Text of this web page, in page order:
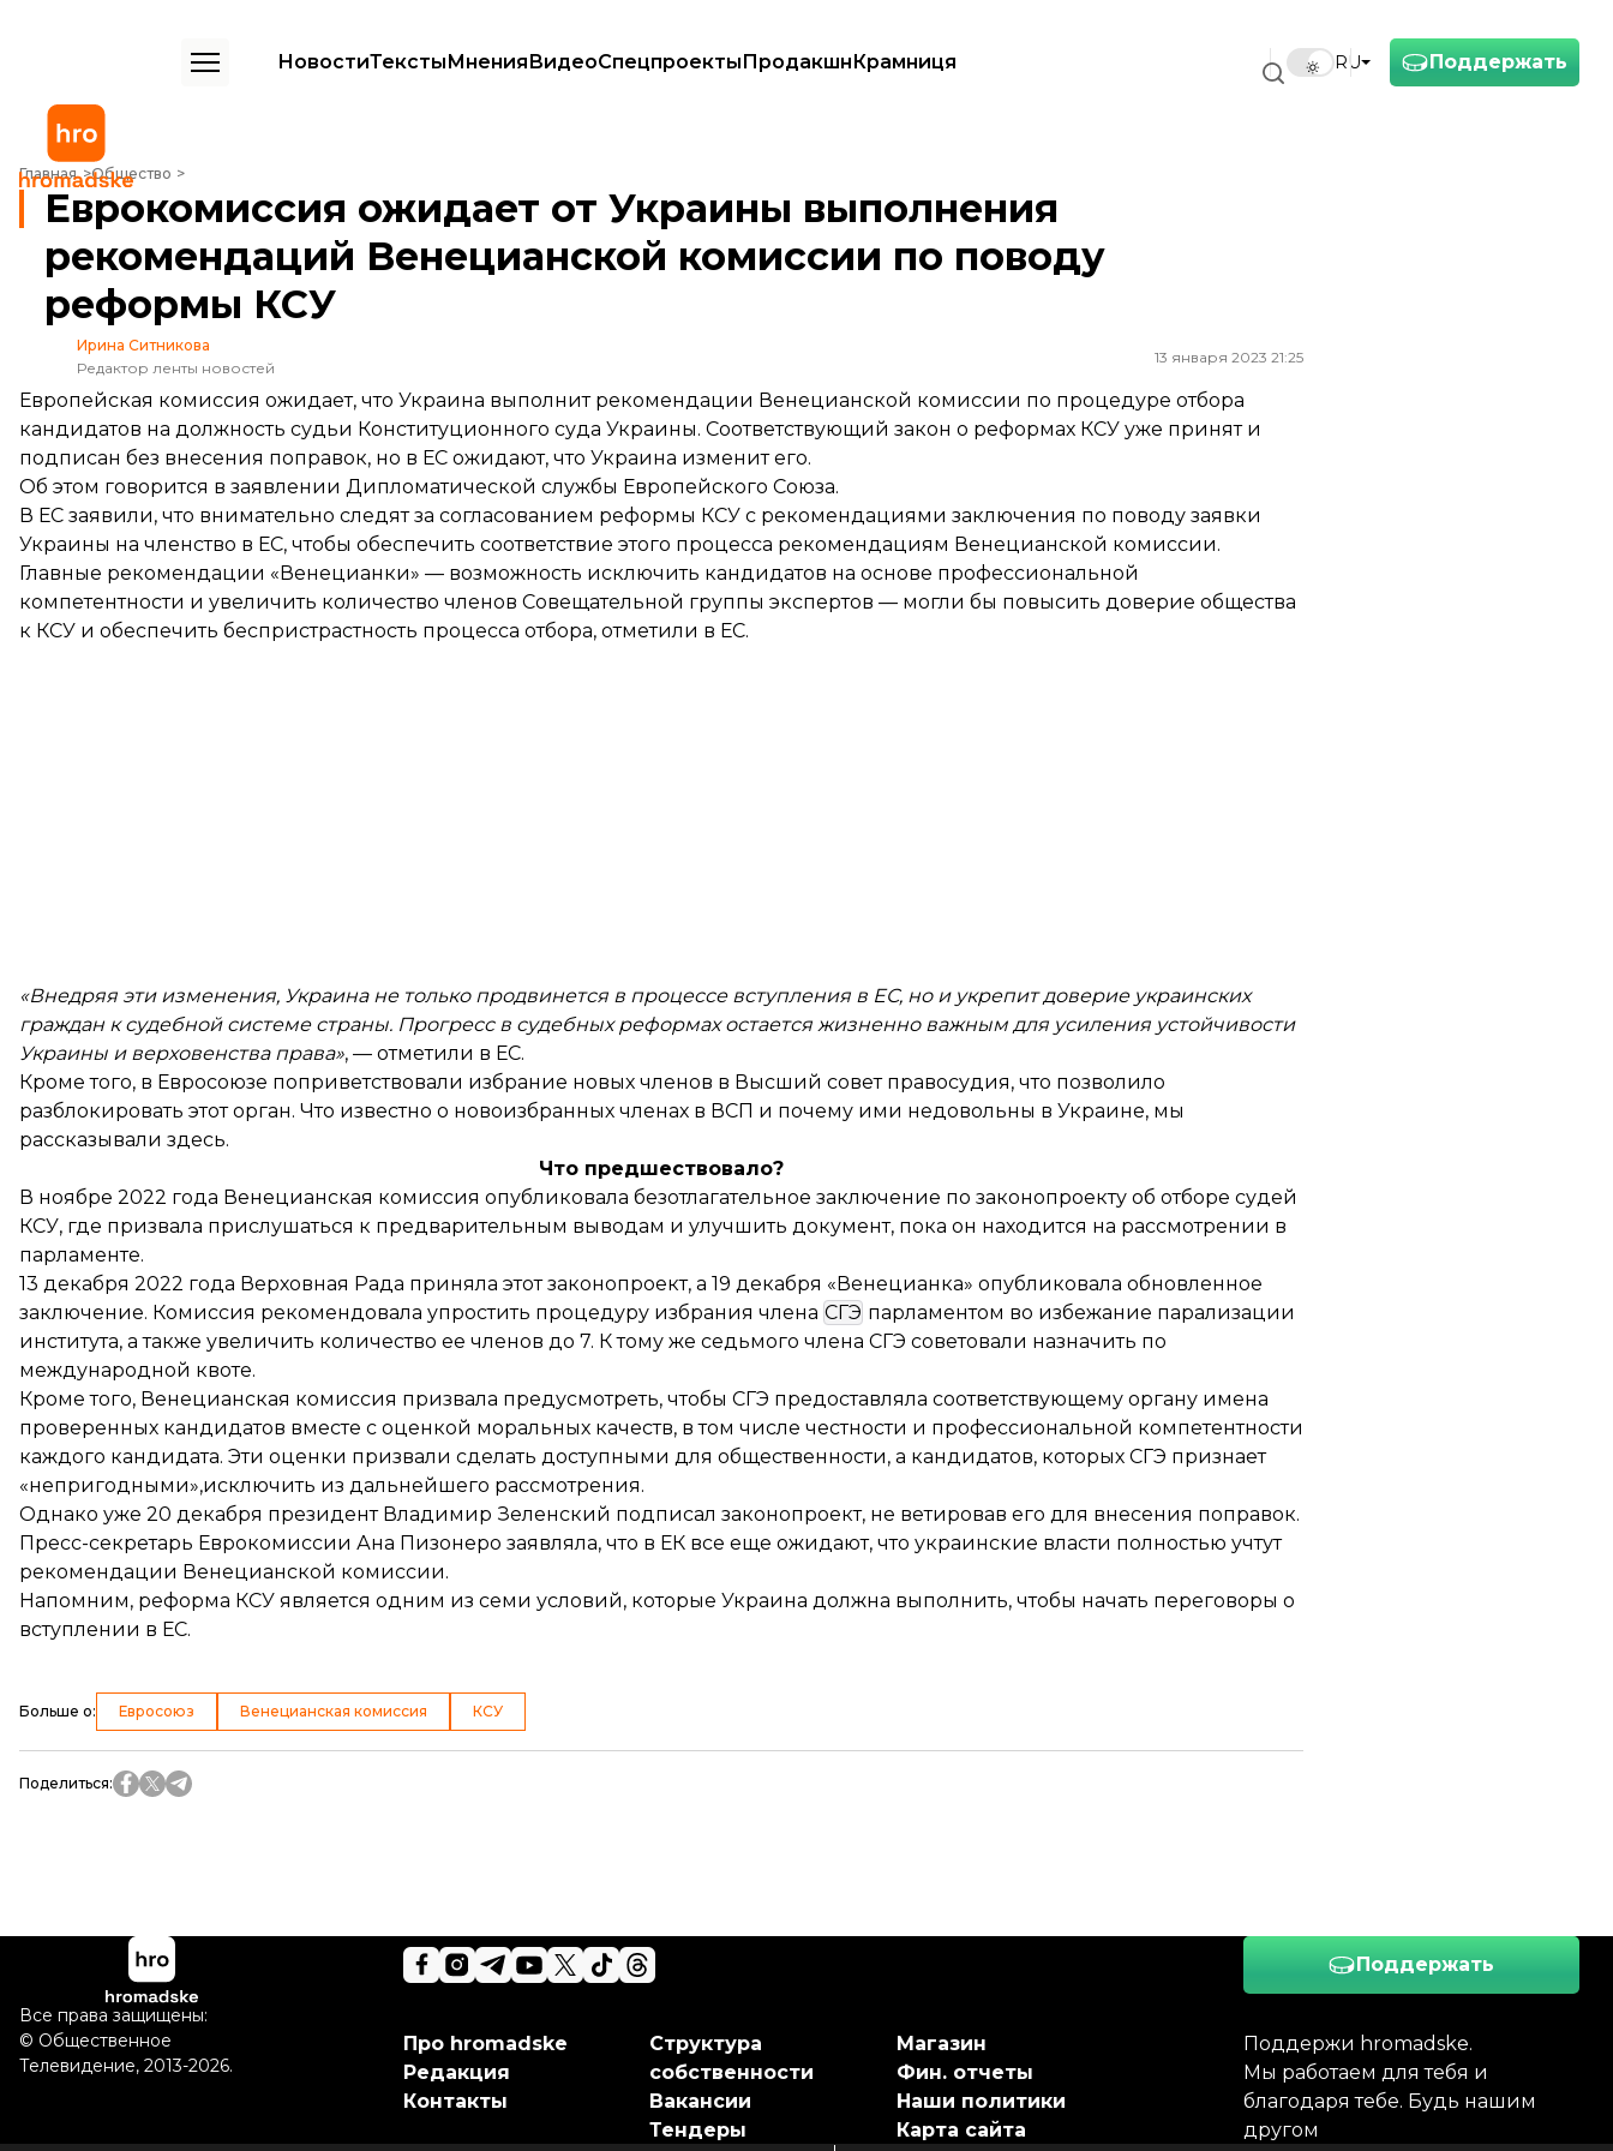
Поддержать
RU
НовостиТекстыМненияВидеоСпецпроектыПродакшнКрамниця
Главная Общество
Еврокомиссия ожидает от Украины выполнения рекомендаций Венецианской комиссии по поводу реформы КСУ
Еврокомиссия ожидает от Украины выполнения
рекомендаций Венецианской комиссии по поводу
реформы КСУ
Ирина Ситникова
Редактор ленты новостей
13 января 2023 21:25
Европейская комиссия ожидает, что Украина выполнит рекомендации Венецианской комиссии по процедуре отбора
кандидатов на должность судьи Конституционного суда Украины. Соответствующий закон о реформах КСУ уже принят и
подписан без внесения поправок, но в ЕС ожидают, что Украина изменит его.
Об этом говорится в заявлении Дипломатической службы Европейского Союза.
В ЕС заявили, что внимательно следят за согласованием реформы КСУ с рекомендациями заключения по поводу заявки
Украины на членство в ЕС, чтобы обеспечить соответствие этого процесса рекомендациям Венецианской комиссии.
Главные рекомендации «Венецианки» — возможность исключить кандидатов на основе профессиональной
компетентности и увеличить количество членов Совещательной группы экспертов — могли бы повысить доверие общества
к КСУ и обеспечить беспристрастность процесса отбора, отметили в ЕС.
«Внедряя эти изменения, Украина не только продвинется в процессе вступления в ЕС, но и укрепит доверие украинских
граждан к судебной системе страны. Прогресс в судебных реформах остается жизненно важным для усиления устойчивости
Украины и верховенства права», — отметили в ЕС.
Кроме того, в Евросоюзе поприветствовали избрание новых членов в Высший совет правосудия, что позволило
разблокировать этот орган. Что известно о новоизбранных членах в ВСП и почему ими недовольны в Украине, мы
рассказывали здесь.
Что предшествовало?
В ноябре 2022 года Венецианская комиссия опубликовала безотлагательное заключение по законопроекту об отборе судей
КСУ, где призвала прислушаться к предварительным выводам и улучшить документ, пока он находится на рассмотрении в
парламенте.
13 декабря 2022 года Верховная Рада приняла этот законопроект, а 19 декабря «Венецианка» опубликовала обновленное
заключение. Комиссия рекомендовала упростить процедуру избрания члена СГЭ парламентом во избежание парализации
института, а также увеличить количество ее членов до 7. К тому же седьмого члена СГЭ советовали назначить по
международной квоте.
Кроме того, Венецианская комиссия призвала предусмотреть, чтобы СГЭ предоставляла соответствующему органу имена
проверенных кандидатов вместе с оценкой моральных качеств, в том числе честности и профессиональной компетентности
каждого кандидата. Эти оценки призвали сделать доступными для общественности, а кандидатов, которых СГЭ признает
«непригодными»,исключить из дальнейшего рассмотрения.
Однако уже 20 декабря президент Владимир Зеленский подписал законопроект, не ветировав его для внесения поправок.
Пресс-секретарь Еврокомиссии Ана Пизонеро заявляла, что в ЕК все еще ожидают, что украинские власти полностью учтут
рекомендации Венецианской комиссии.
Напомним, реформа КСУ является одним из семи условий, которые Украина должна выполнить, чтобы начать переговоры о
вступлении в ЕС.
Больше о: Евросоюз Венецианская комиссия КСУ
Поделиться:
Поддержать
Поддержи hromadske.
Мы работаем для тебя и
благодаря тебе. Будь нашим
другом
Про hromadske
Редакция
Контакты
Структура
собственности
Вакансии
Тендеры
Магазин
Фин. отчеты
Наши политики
Карта сайта
Все права защищены:
© Общественное
Телевидение, 2013-2026.